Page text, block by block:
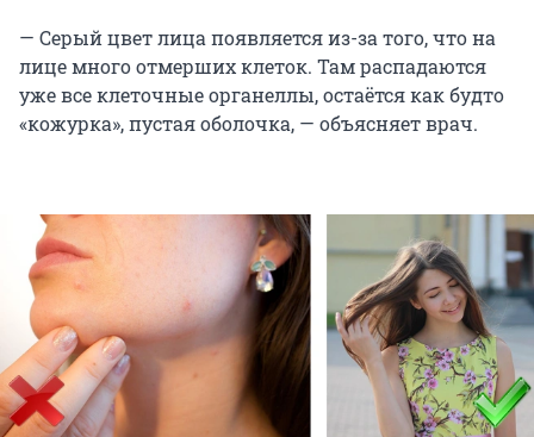
— Серый цвет лица появляется из-за того, что на
лице много отмерших клеток. Там распадаются
уже все клеточные органеллы, остаётся как будто
«кожурка», пустая оболочка, — объясняет врач.